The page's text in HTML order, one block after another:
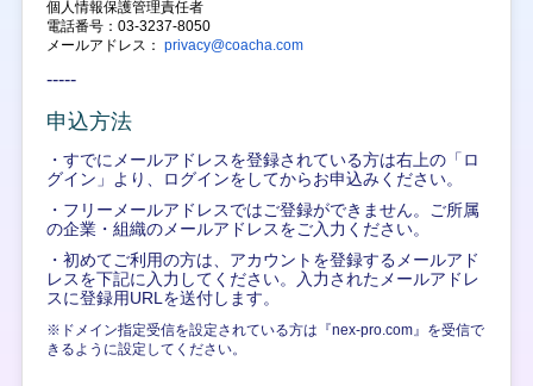
個人情報保護管理責任者
電話番号：03-3237-8050
メールアドレス： privacy@coacha.com
-----
申込方法
・すでにメールアドレスを登録されている方は右上の「ロ
グイン」より、ログインをしてからお申込みください。
・フリーメールアドレスではご登録ができません。ご所属
の企業・組織のメールアドレスをご入力ください。
・初めてご利用の方は、アカウントを登録するメールアド
レスを下記に入力してください。入力されたメールアドレ
スに登録用URLを送付します。
※ドメイン指定受信を設定されている方は『nex-pro.com』を受信で
きるように設定してください。